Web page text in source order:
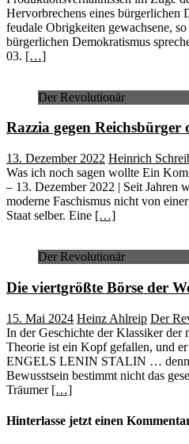
Hervorbrechens eines bürgerlichen
feudale Obrigkeiten gewachsene,
bürgerlichen Demokratismus
03. […]
Der Revolutionär
Razzia gegen
13. Dezember 2022 Heinrich
Was ich noch sagen wollte Ein
– 13. Dezember 2022 | Seit Jahren
moderne Faschismus nicht von
Staat selber. Eine […]
Der Revolutionär
Die viertgrößte Börse der
15. Mai 2024 Heinz Ahlreip Der
In der Geschichte der Klassiker der
Theorie ist ein Kopf gefallen, und
ENGELS LENIN STALIN … denn
Bewusstsein bestimmt nicht das
Träumer […]
Hinterlasse jetzt einen